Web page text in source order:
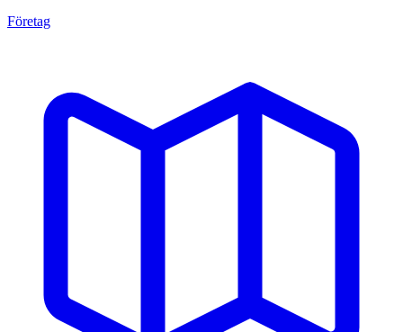
Företag